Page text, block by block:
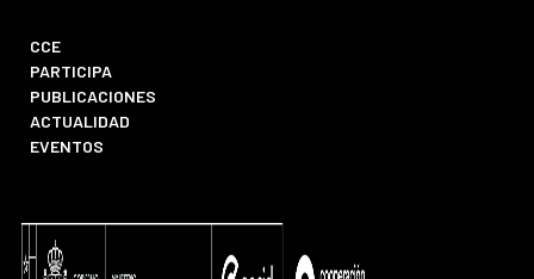
CCE
PARTICIPA
PUBLICACIONES
ACTUALIDAD
EVENTOS